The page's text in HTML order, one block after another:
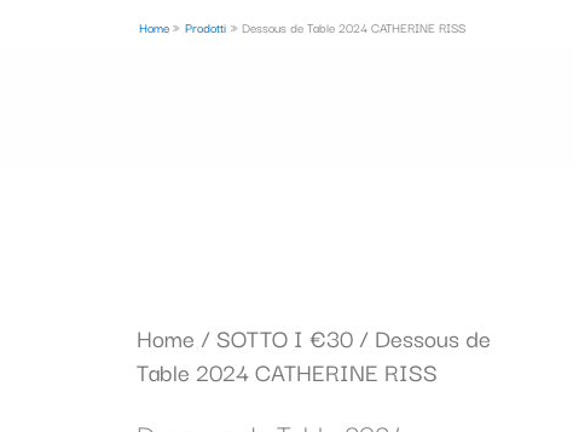
Home Prodotti Dessous de Table 2024 CATHERINE RISS
Home /SOTTO I €30/ Dessous de
Table 2024 CATHERINE RISS
Il
prezzo
Il
prezzo